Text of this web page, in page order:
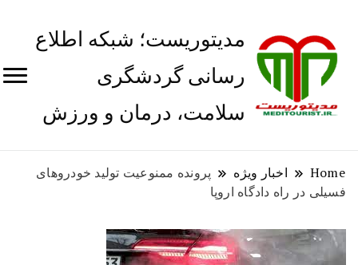
مدیتوریست؛ شبکه اطلاع
رسانی گردشگری
سلامت، درمان و ورزش
Home اخبار ویژه
پرونده ممنوعیت تولید خودرو‌های
فسیلی در راه دادگاه اروپا